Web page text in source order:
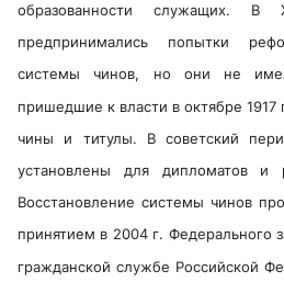
образованности служащих.
предпринимались попытки
системы чинов, но они не
пришедшие к власти в октябре 1917
чины и титулы. В советский
установлены для дипломатов и
Восстановление системы чинов
принятием в 2004 г. Федерального
гражданской службе Российской